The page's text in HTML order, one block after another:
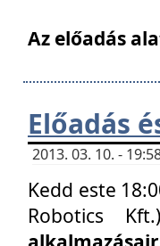
Az előadás
Előadás
2013. 03. 10. -
Kedd este
Robotics